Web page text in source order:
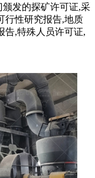
发的探矿许可证,采
行性研究报告,地质
告,特殊人员许可证,